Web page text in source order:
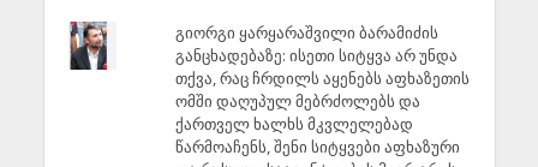
გიორგი ყარყარაშვილი ბარამიძის
განცხადებაზე: ისეთი სიტყვა არ უნდა
თქვა, რაც ჩრდილს აყენებს აფხაზეთის
ომში დაღუპულ მებრძოლებს და
ქართველ ხალხს მკვლელებად
წარმოაჩენს, შენი სიტყვები აფხაზური